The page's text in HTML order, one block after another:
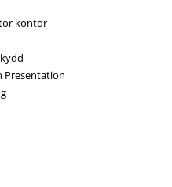
kontor
Presentation